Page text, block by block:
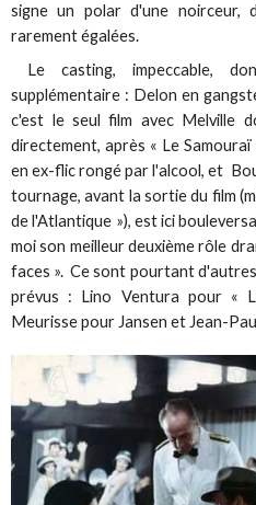
signe un polar d'une noirceur,
rarement égalées.
Le casting, impeccable,
supplémentaire : Delon en
c'est le seul film avec Melville
directement, après « Le
en ex-flic rongé par l'alcool, et
tournage, avant la sortie du film
de l'Atlantique »), est ici
moi son meilleur deuxième rôle
faces ». Ce sont pourtant
prévus : Lino Ventura pour «
Meurisse pour Jansen et Jean-